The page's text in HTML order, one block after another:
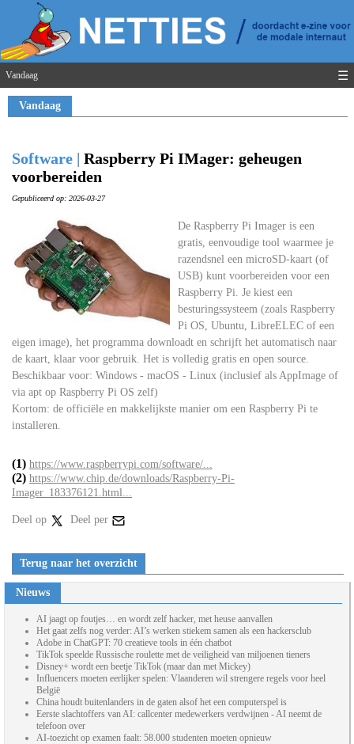
Vandaag ☰
Vandaag
Software | Raspberry Pi IMager: geheugen
voorbereiden
Gepubliceerd op: 2026-03-27
De Raspberry Pi Imager is een
gratis, eenvoudige tool waarmee je
razendsnel een microSD-kaart (of
USB) kunt voorbereiden voor een
Raspberry Pi. Je kiest een
besturingssysteem (zoals Raspberry
Pi OS, Ubuntu, LibreELEC of een
eigen image), het programma downloadt en schrijft het automatisch naar
de kaart, klaar voor gebruik. Het is volledig gratis en open source.
Beschikbaar voor: Windows - macOS - Linux (inclusief als AppImage of
via apt op Raspberry Pi OS zelf)
Kortom: de officiële en makkelijkste manier om een Raspberry Pi te
installeren.
(1) https://www.raspberrypi.com/software/...
(2) https://www.chip.de/downloads/Raspberry-Pi-
Imager_183376121.html...
Deel op Deel per
Terug naar het overzicht
Nieuws
AI jaagt op foutjes… en wordt zelf hacker, met heuse aanvallen
Het gaat zelfs nog verder: AI’s werken stiekem samen als een hackersclub
Adobe in ChatGPT: 70 creatieve tools in één chatbot
TikTok speelde Russische roulette met de veiligheid van miljoenen tieners
Disney+ wordt een beetje TikTok (maar dan met Mickey)
Influencers moeten eerlijker spelen: Vlaanderen wil strengere regels voor heel
België
China houdt buitenlanders in de gaten alsof het een computerspel is
Eerste slachtoffers van AI: callcenter medewerkers verdwijnen - AI neemt de
telefoon over
AI-toezicht op examen faalt: 58.000 studenten moeten opnieuw